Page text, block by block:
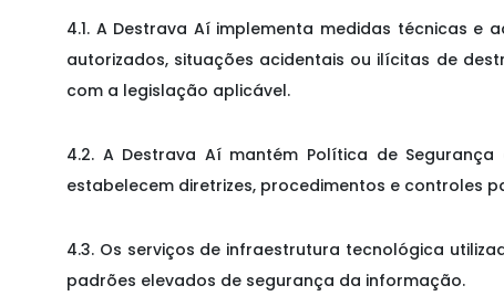
4.1. A Destrava Aí implementa medidas técnicas
autorizados, situações acidentais ou ilícitas de
com a legislação aplicável.
4.2. A Destrava Aí mantém Política de
estabelecem diretrizes, procedimentos e controles
4.3. Os serviços de infraestrutura tecnológica
padrões elevados de segurança da informação.